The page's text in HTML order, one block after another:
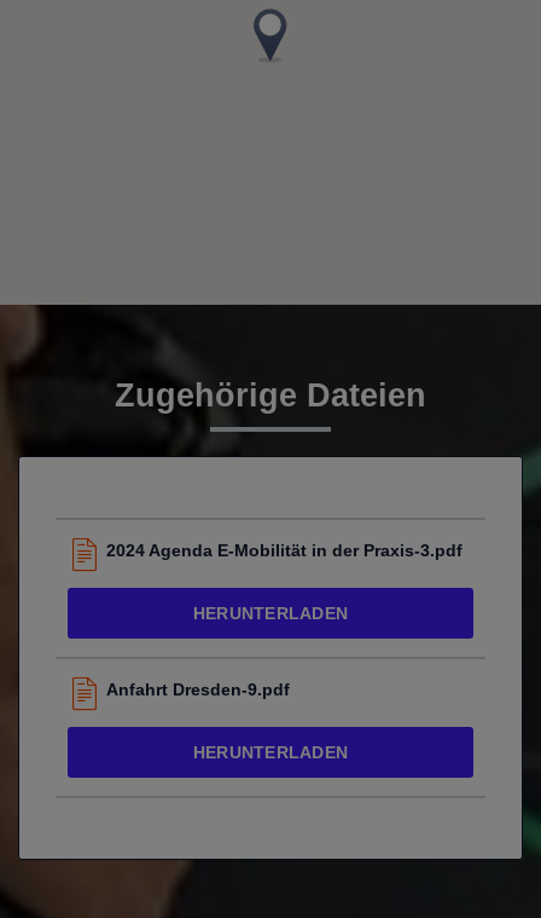
Zugehörige Dateien
2024 Agenda E-Mobilität in der Praxis-3.pdf
HERUNTERLADEN
Anfahrt Dresden-9.pdf
HERUNTERLADEN